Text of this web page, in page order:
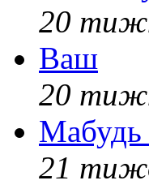
20
Ваш
20
Мабудь
21